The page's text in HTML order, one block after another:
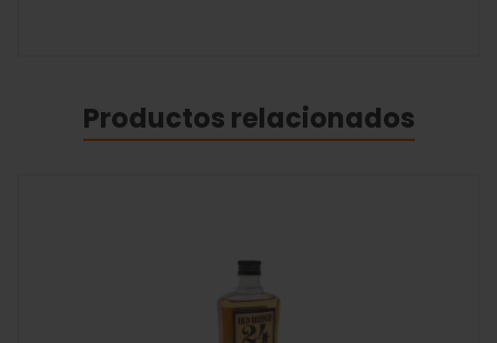
Productos relacionados